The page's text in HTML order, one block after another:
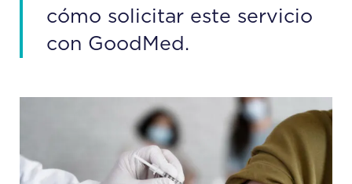
cómo solicitar este servicio
con GoodMed.